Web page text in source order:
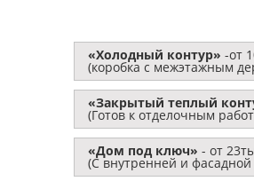
«Холодный контур» -от
(коробка с межэтажным
«Закрытый теплый
(Готов к отделочным
«Дом под ключ» - от
(С внутренней и